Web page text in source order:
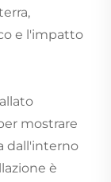
e l'impatto
mostrare
dall'interno
è